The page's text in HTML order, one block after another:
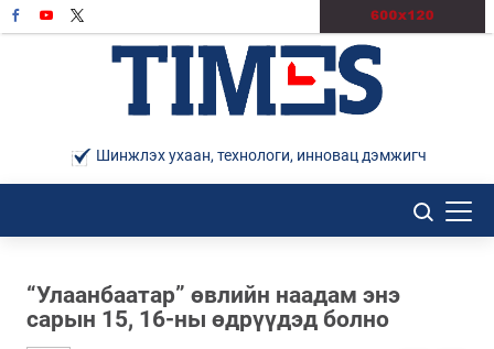
Шинжлэх ухаан, технологи, инновац дэмжигч
“Улаанбаатар” өвлийн наадам энэ
сарын 15, 16-ны өдрүүдэд болно